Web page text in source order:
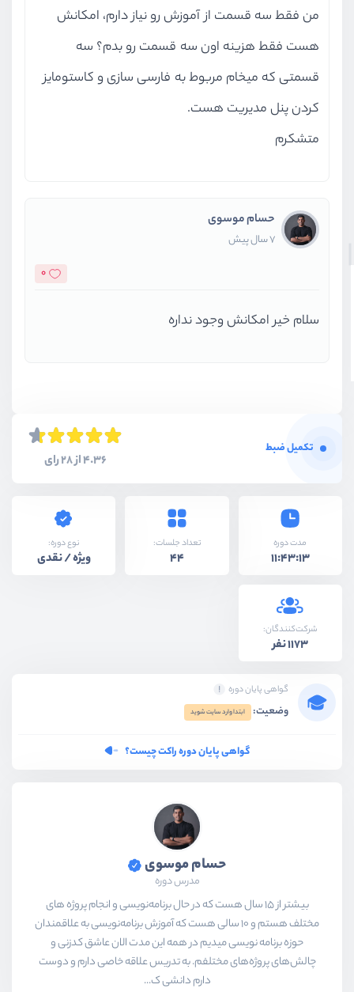
من فقط سه قسمت از آموزش رو نیاز دارم، امکانش
هست فقط هزینه اون سه قسمت رو بدم؟ سه
قسمتی که میخام مربوط به فارسی سازی و کاستومایز
کردن پنل مدیریت هست.
متشکرم
حسام موسوی
7 سال پیش
0
سلام خیر امکانش وجود نداره
تکمیل ضبط
4.36 از 28 رای
مدت دوره
11:43:13
تعداد جلسات:
44
نوع دوره:
ویژه / نقدی
شرکت‌کنندگان:
1173 نفر
گواهی پایان دوره
وضعیت: ابتدا وارد سایت شوید
گواهی پایان دوره راکت چیست؟
حسام موسوی
مدرس دوره
بیشتر از ۱۵ سال هست که در حال برنامه‌نویسی و انجام پروژه های
مختلف هستم و ۱۰ سالی هست که آموزش برنامه‌نویسی به علاقمندان
حوزه برنامه نویسی میدیم در همه این مدت الان عاشق کدزنی و
چالش‌های پروژه‌های مختلفم. به تدریس علاقه خاصی دارم و دوست
دارم دانشی ک...